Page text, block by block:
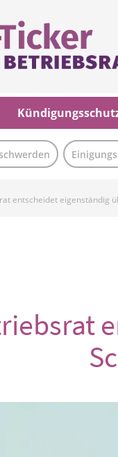
entscheidet eigenständig